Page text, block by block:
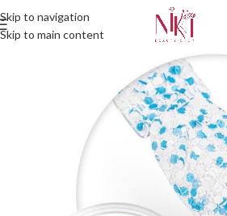
Skip to navigation
Skip to main content